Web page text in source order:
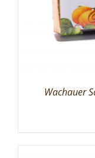
Wachauer